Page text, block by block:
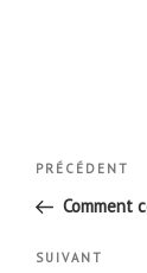
Navigation
l’article
Article
précédent
PRÉCÉDENT
Comment
Article
SUIVANT